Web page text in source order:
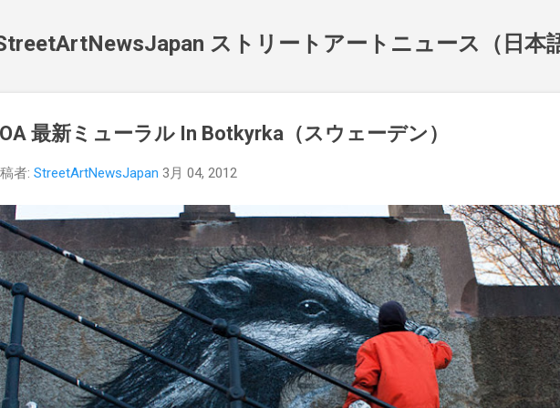
ストリートアートニュース（日本
最新ミューラル In Botkyrka（スウェーデン）
者: StreetArtNewsJapan 3月 04, 2012